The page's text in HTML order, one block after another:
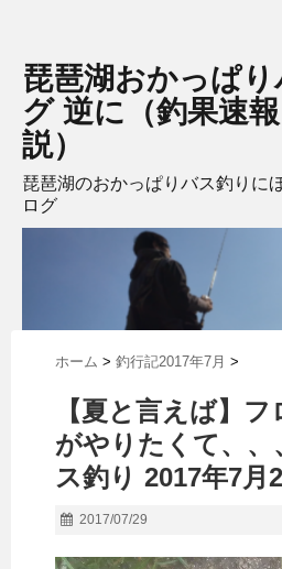
琵琶湖おかっぱ
グ 逆に（釣果速
説）
琵琶湖のおかっぱりバス釣りに
ログ
ホーム > 釣行記2017年7月 >
【夏と言えば】
がやりたくて、、
ス釣り 2017年7月
2017/07/29